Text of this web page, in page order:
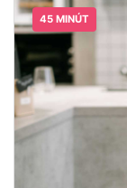
45 MINÚT